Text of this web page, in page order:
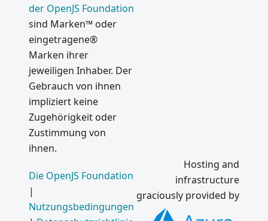
der OpenJS Foundation
sind Marken™ oder
eingetragene®
Marken ihrer
jeweiligen Inhaber. Der
Gebrauch von ihnen
impliziert keine
Zugehörigkeit oder
Zustimmung von
ihnen.
Die OpenJS Foundation
|
Nutzungsbedingungen
Hosting and
infrastructure
graciously provided by